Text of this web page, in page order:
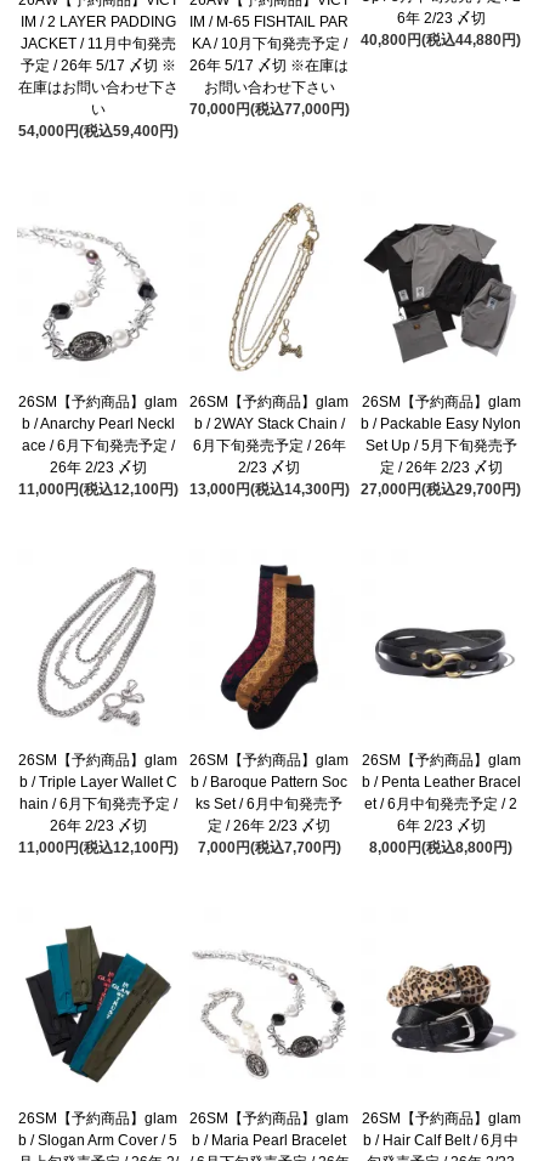
IM / 2 LAYER PADDING
JACKET / 11月中旬発売
予定 / 26年 5/17 〆切 ※
在庫はお問い合わせ下さ
い
54,000円(税込59,400円)
IM / M-65 FISHTAIL PAR
KA / 10月下旬発売予定 /
26年 5/17 〆切 ※在庫は
お問い合わせ下さい
70,000円(税込77,000円)
6年 2/23 〆切
40,800円(税込44,880円)
26SM【予約商品】glam
b / Anarchy Pearl Neckl
ace / 6月下旬発売予定 /
26年 2/23 〆切
11,000円(税込12,100円)
26SM【予約商品】glam
b / 2WAY Stack Chain /
6月下旬発売予定 / 26年
2/23 〆切
13,000円(税込14,300円)
26SM【予約商品】glam
b / Packable Easy Nylon
Set Up / 5月下旬発売予
定 / 26年 2/23 〆切
27,000円(税込29,700円)
26SM【予約商品】glam
b / Triple Layer Wallet C
hain / 6月下旬発売予定 /
26年 2/23 〆切
11,000円(税込12,100円)
26SM【予約商品】glam
b / Baroque Pattern Soc
ks Set / 6月中旬発売予
定 / 26年 2/23 〆切
7,000円(税込7,700円)
26SM【予約商品】glam
b / Penta Leather Bracel
et / 6月中旬発売予定 / 2
6年 2/23 〆切
8,000円(税込8,800円)
26SM【予約商品】glam
b / Slogan Arm Cover / 5
26SM【予約商品】glam
b / Maria Pearl Bracelet
26SM【予約商品】glam
b / Hair Calf Belt / 6月中